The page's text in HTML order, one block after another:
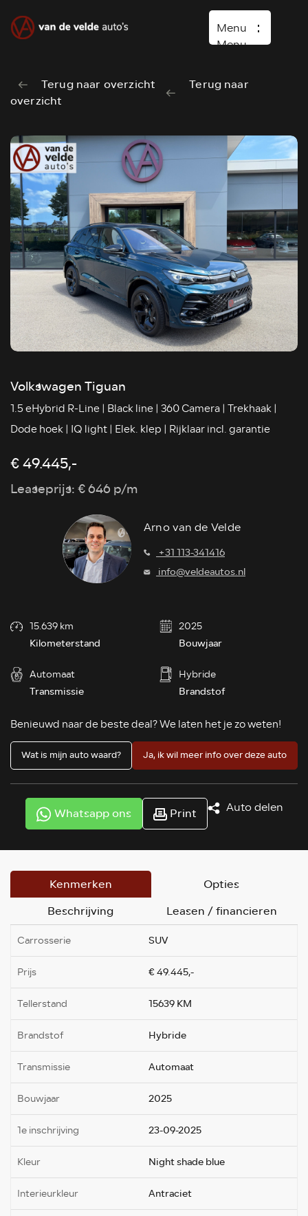
Menu
Menu
Home
Diensten
Over ons
Vacature
Verkocht
Contact
Wasboxen
Carwash
Terug naar overzicht
Terug naar
overzicht
Volkswagen Tiguan
1.5 eHybrid R-Line | Black line | 360 Camera | Trekhaak |
Dode hoek | IQ light | Elek. klep | Rijklaar incl. garantie
Arno van de Velde
+31 113-341416
info@veldeautos.nl
€ 49.445,-
Leaseprijs: € 646 p/m
15.639 km
Kilometerstand
2025
Bouwjaar
Automaat
Transmissie
Hybride
Brandstof
Benieuwd naar de beste deal? We laten het je zo weten!
Wat is mijn auto waard? Ja, ik wil meer info over deze auto
Whatsapp ons Print Auto delen
Kenmerken
Opties
Beschrijving
Leasen / financieren
Carrosserie SUV
Prijs € 49.445,-
Tellerstand 15639 KM
Brandstof Hybride
Transmissie Automaat
Bouwjaar 2025
1e inschrijving 23-09-2025
Kleur Night shade blue
Interieurkleur Antraciet